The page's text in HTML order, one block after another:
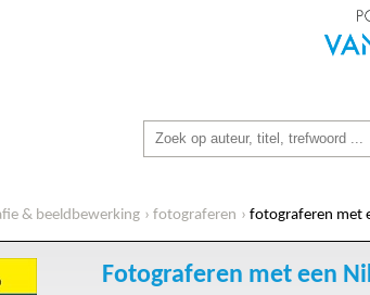
& beeldbewerking fotograferen fotograferen met
Fotograferen met een